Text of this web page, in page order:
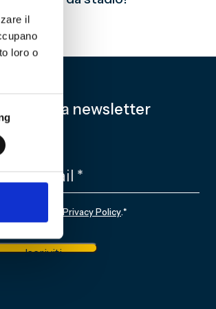
il
loro o
alla newsletter
*
Privacy Policy.*
Iscriviti